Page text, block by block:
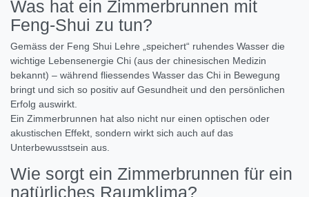
Was hat ein Zimmerbrunnen mit
Feng-Shui zu tun?
Gemäss der Feng Shui Lehre „speichert“ ruhendes Wasser die
wichtige Lebensenergie Chi (aus der chinesischen Medizin
bekannt) – während fliessendes Wasser das Chi in Bewegung
bringt und sich so positiv auf Gesundheit und den persönlichen
Erfolg auswirkt.
Ein Zimmerbrunnen hat also nicht nur einen optischen oder
akustischen Effekt, sondern wirkt sich auch auf das
Unterbewusstsein aus.
Wie sorgt ein Zimmerbrunnen für ein
natürliches Raumklima?